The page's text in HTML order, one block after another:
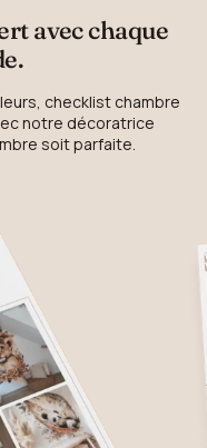
avec chaque
checklist chambre
notre décoratrice
soit parfaite.